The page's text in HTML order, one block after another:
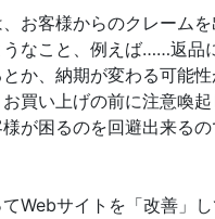
お客様からのクレームを
なこと、例えば……返品
か、納期が変わる可能
買い上げの前に注意喚
が困るのを回避出来る
Webサイトを「改善」